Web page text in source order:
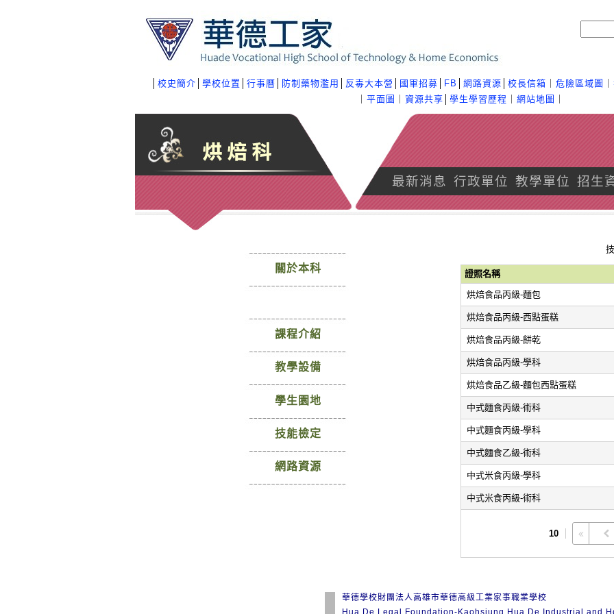
校史簡介 學校位置 行事曆 防制藥物濫用 反毒大本營 國軍招募 FB 網路資源 校長信箱 危險區域圖
平面圖 資源共享 學生學習歷程 網站地圖
最新消息 行政單位 教學單位 招生
關於本科
課程介紹
教學設備
學生園地
技能檢定
網路資源
證照名稱
烘焙食品丙級-麵包
烘焙食品丙級-西點蛋糕
烘焙食品丙級-餅乾
烘焙食品丙級-學科
烘焙食品乙級-麵包西點蛋糕
中式麵食丙級-術科
中式麵食丙級-學科
中式麵食乙級-術科
中式米食丙級-學科
中式米食丙級-術科
10
華德學校財團法人高雄市華德高級工業家事職業學校
Hua De Legal Foundation-Kaohsiung Hua De Industrial and